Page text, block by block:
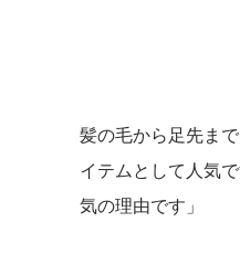
髪の毛から足先ま
イテムとして人気
気の理由です」